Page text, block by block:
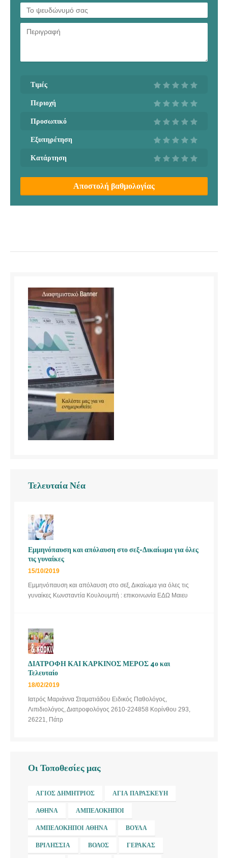
Τιμές
Περιοχή
Προσωπικό
Εξυπηρέτηση
Κατάρτηση
Αποστολή βαθμολογίας
Τελευταία Νέα
Εμμηνόπαυση και απόλαυση στο σεξ-Δικαίωμα για όλες
τις γυναίκες
15/10/2019
Εμμηνόπαυση και απόλαυση στο σεξ, Δικαίωμα για όλες τις
γυναίκες Κωνσταντία Κουλουμπή : επικοινωνία ΕΔΩ Μαιευ
ΔΙΑΤΡΟΦΗ ΚΑΙ ΚΑΡΚΙΝΟΣ ΜΕΡΟΣ 4ο και
Τελευταίο
18/02/2019
Ιατρός Μαριάννα Σταματιάδου Ειδικός Παθολόγος,
Λιπιδιολόγος, Διατροφολόγος 2610-224858 Κορίνθου 293,
26221, Πάτρ
Οι Τοποθεσίες μας
ΆΓΙΟΣ ΔΗΜΉΤΡΙΟΣ ΑΓΊΑ ΠΑΡΑΣΚΕΥΉ
ΑΘΉΝΑ ΑΜΠΕΛΌΚΗΠΟΙ
ΑΜΠΕΛΌΚΗΠΟΙ ΑΘΉΝΑ ΒΟΎΛΑ
ΒΡΙΛΉΣΣΙΑ ΒΌΛΟΣ ΓΈΡΑΚΑΣ